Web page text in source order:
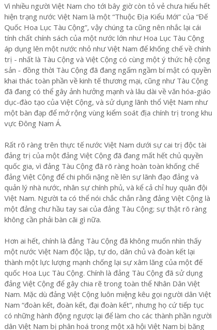
Vì nhiều người Việt Nam cho tới bây giờ còn tỏ vẻ chưa hiểu hết
hiện trạng nước Việt Nam là một “Thuộc Địa Kiểu Mới” của “Đế
Quốc Hoa Lục Tàu Cộng”, vậy chúng ta cũng nên nhắc lại cái
tính chất chính sách của một nước lớn như Hoa Lục Tàu Cộng
áp dụng lên một nước nhỏ như Việt Nam để khống chế về chính
trị - nhất là Tàu Cộng và Việt Cộng có cùng một ý thức hệ cộng
sản - đồng thời Tàu Cộng đã đang ngấm ngầm bí mật có quyền
khai thác toàn phần về kinh tế thương mại, cũng như Tàu Cộng
đã đang có thể gây ảnh hưởng mạnh và lâu dài về văn hóa-giáo
dục-đào tạo của Việt Cộng, và sử dụng lãnh thổ Việt Nam như
một bàn đạp để mở rộng vùng kiểm soát địa chính trị trong khu
vực Đông Nam Á.
Rất rõ ràng trên thực tế nước Việt Nam dưới sự cai trị độc tài
đảng trị của một đảng Việt Cộng đã đang mất hết chủ quyền
quốc gia, vì đảng Tàu Cộng đã rõ ràng hoàn toàn khống chế
đảng Việt Cộng để chi phối nặng nề lên sự lãnh đạo đảng và
quản lý nhà nước, nhân sự chính phủ, và kể cả chỉ huy quân đội
Việt Nam. Người ta có thể nói chắc chắn rằng đảng Việt Cộng là
một đảng chư hầu tay sai của đảng Tàu Cộng; sự thật rõ ràng
không cần phải bàn cãi gì nữa.
Hơn ai hết, chính là đảng Tàu Cộng đã không muốn nhìn thấy
một nước Việt Nam độc lập, tự do, dân chủ và đoàn kết lại
thành một lực lượng mạnh chống lại sự xâm lăng của một đế
quốc Hoa Lục Tàu Cộng. Chính là đảng Tàu Cộng đã sử dụng
đảng Việt Cộng để gây chia rẽ trong toàn thể Nhân Dân Việt
Nam. Mặc dù đảng Việt Cộng luôn miệng kêu gọi người dân Việt
Nam “đoàn kết, đoàn kết, đại đoàn kết”, nhưng họ cứ tiếp tục
có những hành động ngược lại để làm cho các thành phần người
dân Việt Nam bị phân hoá trong một xã hội Việt Nam bị băng